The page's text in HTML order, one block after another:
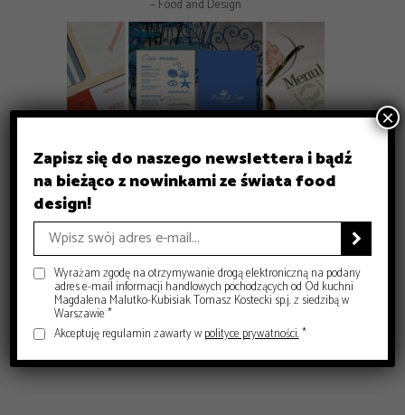
Gdzie zjeść w Krakowie? 8 miejsc, które warto znać
– Food and Design
GASTRONOMIA
Michelin Guide Polska 2026 – historyczna gala w Krakowie
– Food and Design
Czy sushi przestało być luksusem? Co dziś decyduje o jego
jakości?
– Food and Design
– Food and Design
Jak projektować menu dla restauracji, żeby naprawdę
sprzedawało?
– Food and Design
Zapisz się do naszego newslettera i bądź
na bieżąco z nowinkami ze świata food
design!

Wyrażam zgodę na otrzymywanie drogą elektroniczną na podany
adres e-mail informacji handlowych pochodzących od Od kuchni
Magdalena Malutko-Kubisiak Tomasz Kostecki sp.j. z siedzibą w
Warszawie *
Akceptuję regulamin zawarty wpolityce prywatności.*
×